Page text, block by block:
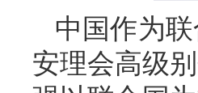
中国作为
安理会高级